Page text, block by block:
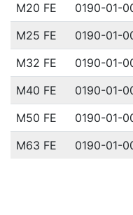
M20 FE
0190-01-
M25 FE
0190-01-
M32 FE
0190-01-
M40 FE
0190-01-
M50 FE
0190-01-
M63 FE
0190-01-